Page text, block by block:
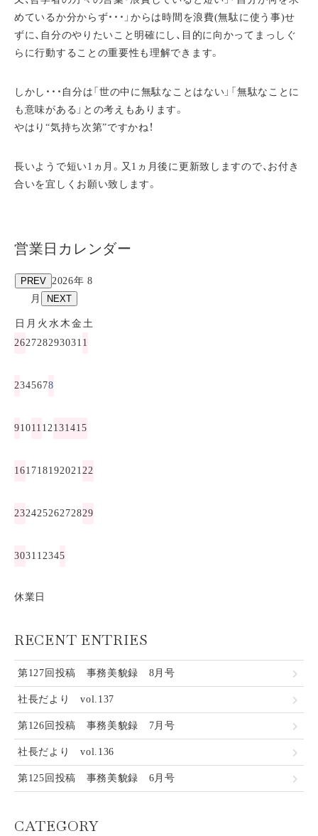
めているか分からず・・・」からは時間を浪費(無駄に使う事)せ
ずに、自分のやりたいこと明確にし、目的に向かってまっしぐ
らに行動することの重要性も理解できます。
しかし・・・自分は「世の中に無駄なことはない」「無駄なことに
も意味がある」との考えもあります。
やはり“気持ち次第”ですかね！
長いようで短い1ヵ月。又1ヵ月後に更新致しますので、お付き
合いを宜しくお願い致します。
営業日カレンダー
PREV 2026年 8
月
NEXT
日 月 火 水木 金 土
262728293031 1
2345678
91011 12131415
16171819202122
23242526272829
3031 12345
休業日
RECENT ENTRIES
第127回投稿 事務美貌録 8月号
社長だより vol.137
第126回投稿 事務美貌録 7月号
社長だより vol.136
第125回投稿 事務美貌録 6月号
CATEGORY